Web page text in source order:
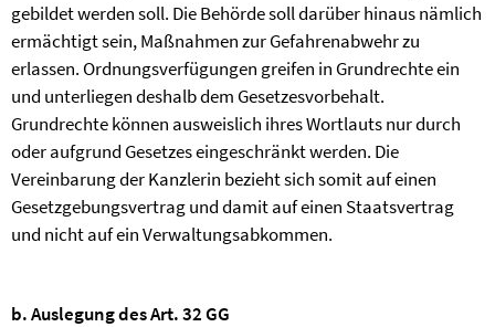
gebildet werden soll. Die Behörde soll darüber hinaus nämlich
ermächtigt sein, Maßnahmen zur Gefahrenabwehr zu
erlassen. Ordnungsverfügungen greifen in Grundrechte ein
und unterliegen deshalb dem Gesetzesvorbehalt.
Grundrechte können ausweislich ihres Wortlauts nur durch
oder aufgrund Gesetzes eingeschränkt werden. Die
Vereinbarung der Kanzlerin bezieht sich somit auf einen
Gesetzgebungsvertrag und damit auf einen Staatsvertrag
und nicht auf ein Verwaltungsabkommen.
b. Auslegung des Art. 32 GG